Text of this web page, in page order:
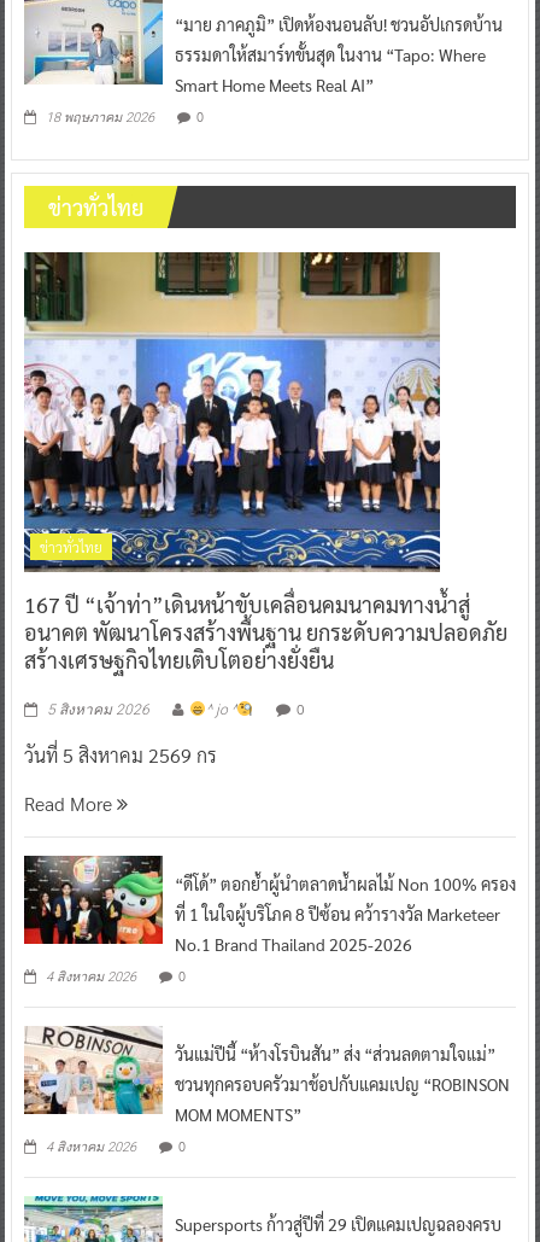
“มาย ภาคภูมิ” เปิดห้องนอนลับ! ชวนอัปเกรดบ้าน
ธรรมดาให้สมาร์ทขั้นสุด ในงาน “Tapo: Where
Smart Home Meets Real AI”
18 พฤษภาคม 2026 0
ข่าวทั่วไทย
ข่าวทั่วไทย
167 ปี “เจ้าท่า”เดินหน้าขับเคลื่อนคมนาคมทางน้ำสู่
อนาคต พัฒนาโครงสร้างพื้นฐาน ยกระดับความปลอดภัย
สร้างเศรษฐกิจไทยเติบโตอย่างยั่งยืน
5 สิงหาคม 2026 ^ jo ^ 0
วันที่ 5 สิงหาคม 2569 กร
Read More
“ดีโด้” ตอกย้ำผู้นำตลาดน้ำผลไม้ Non 100% ครอง
ที่ 1 ในใจผู้บริโภค 8 ปีซ้อน คว้ารางวัล Marketeer
No.1 Brand Thailand 2025-2026
4 สิงหาคม 2026 0
วันแม่ปีนี้ “ห้างโรบินสัน” ส่ง “ส่วนลดตามใจแม่”
ชวนทุกครอบครัวมาช้อปกับแคมเปญ “ROBINSON
MOM MOMENTS”
4 สิงหาคม 2026 0
Supersports ก้าวสู่ปีที่ 29 เปิดแคมเปญฉลองครบ